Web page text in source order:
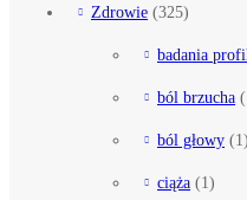
Zdrowie (325)
badania
ból brzucha
ból głowy (1)
ciąża (1)